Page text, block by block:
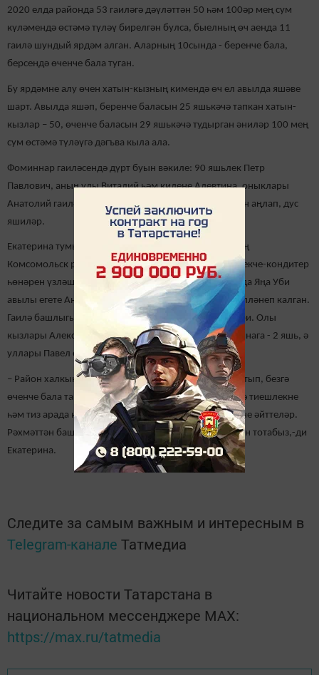
2020 елда районда 53 гаиләгә дәүләттән 50 һәм 100әр мең сум
күләмендә өстәмә түләү бирелгән булса, быелның өч аенда 11
гаилә шундый ярдәм алган. Аларның 10сында - беренче бала,
берсендә өченче бала туган.
Бу ярдәмне алу өчен хатын-кызның кимендә өч ел авылда яшәве
шарт. Авылда яшәп, беренче баласын 25 яшькәчә тапкан хатын-
кызлар – 50, өченче баласын 29 яшькәчә тудырган әниләр 100 мең
сум өстәмә түләүгә дәгъва кыла ала.
Фоминнар гаиләсендә дүрт буын вәкиле: 90 яшьлек Петр
Павлович, аның улы Виталий һәм килене Алевтина, оныклары
Анатолий гаиләсе һәм аларның балалары бер-берсен аңлап, дус
яшиләр.
Екатерина тумышы белән Чувашия Республикасының
Комсомольск районыннан. Районга техникумга пешекче-кондитер
һөнәрен үзләштерү өчен укырга килгән һәм 2016 елда Яңа Уби
авылы егете Анатолий белән гаилә корып, монда төпләнеп калган.
Гаилә башлыгы Анатолий исә вахта белән эшләп йөри. Олы
кызлары Александрага - 4 яшь, икенче кызлары Ульянага - 2 яшь, ә
уллары Павел өч айлык кына әле.
– Район халкын социаль яклау бүлегеннән шалтыратып, безгә
өченче бала тапкан өчен 100 мең сум акча бирелергә тиешлекне
һәм тиз арада нинди документлар җыярга кирәклекне әйттеләр.
Рәхмәттән башка сүзебез юк. Акчаны да балалар өчен тотабыз,-ди
Екатерина.
Следите за самым важным и интересным в
Telegram-канале Татмедиа
Читайте новости Татарстана в
национальном мессенджере MАХ:
https://max.ru/tatmedia